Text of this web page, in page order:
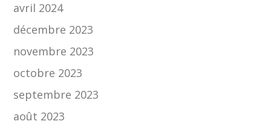
avril 2024
décembre 2023
novembre 2023
octobre 2023
septembre 2023
août 2023